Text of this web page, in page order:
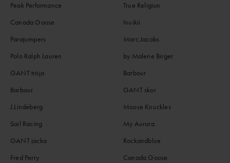
Peak Performance
Canada Goose
Parajumpers
Polo Ralph Lauren
GANT tröja
Barbour
J.Lindeberg
Sail Racing
GANT jacka
Fred Perry
True Religion
Inuikii
Marc Jacobs
by Malene Birger
Barbour
GANT skor
Moose Knuckles
My Aurora
Rockandblue
Canada Goose